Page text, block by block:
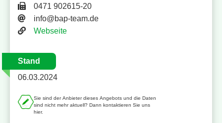
Faxnummer 0471 902615-20
0471 902615-20
E-Mail-Adresse
info@bap-team.de
Website
Webseite
Stand
06.03.2024
Sie sind der Anbieter dieses Angebots und die Daten
sind nicht mehr aktuell? Dann kontaktieren Sie uns
hier.